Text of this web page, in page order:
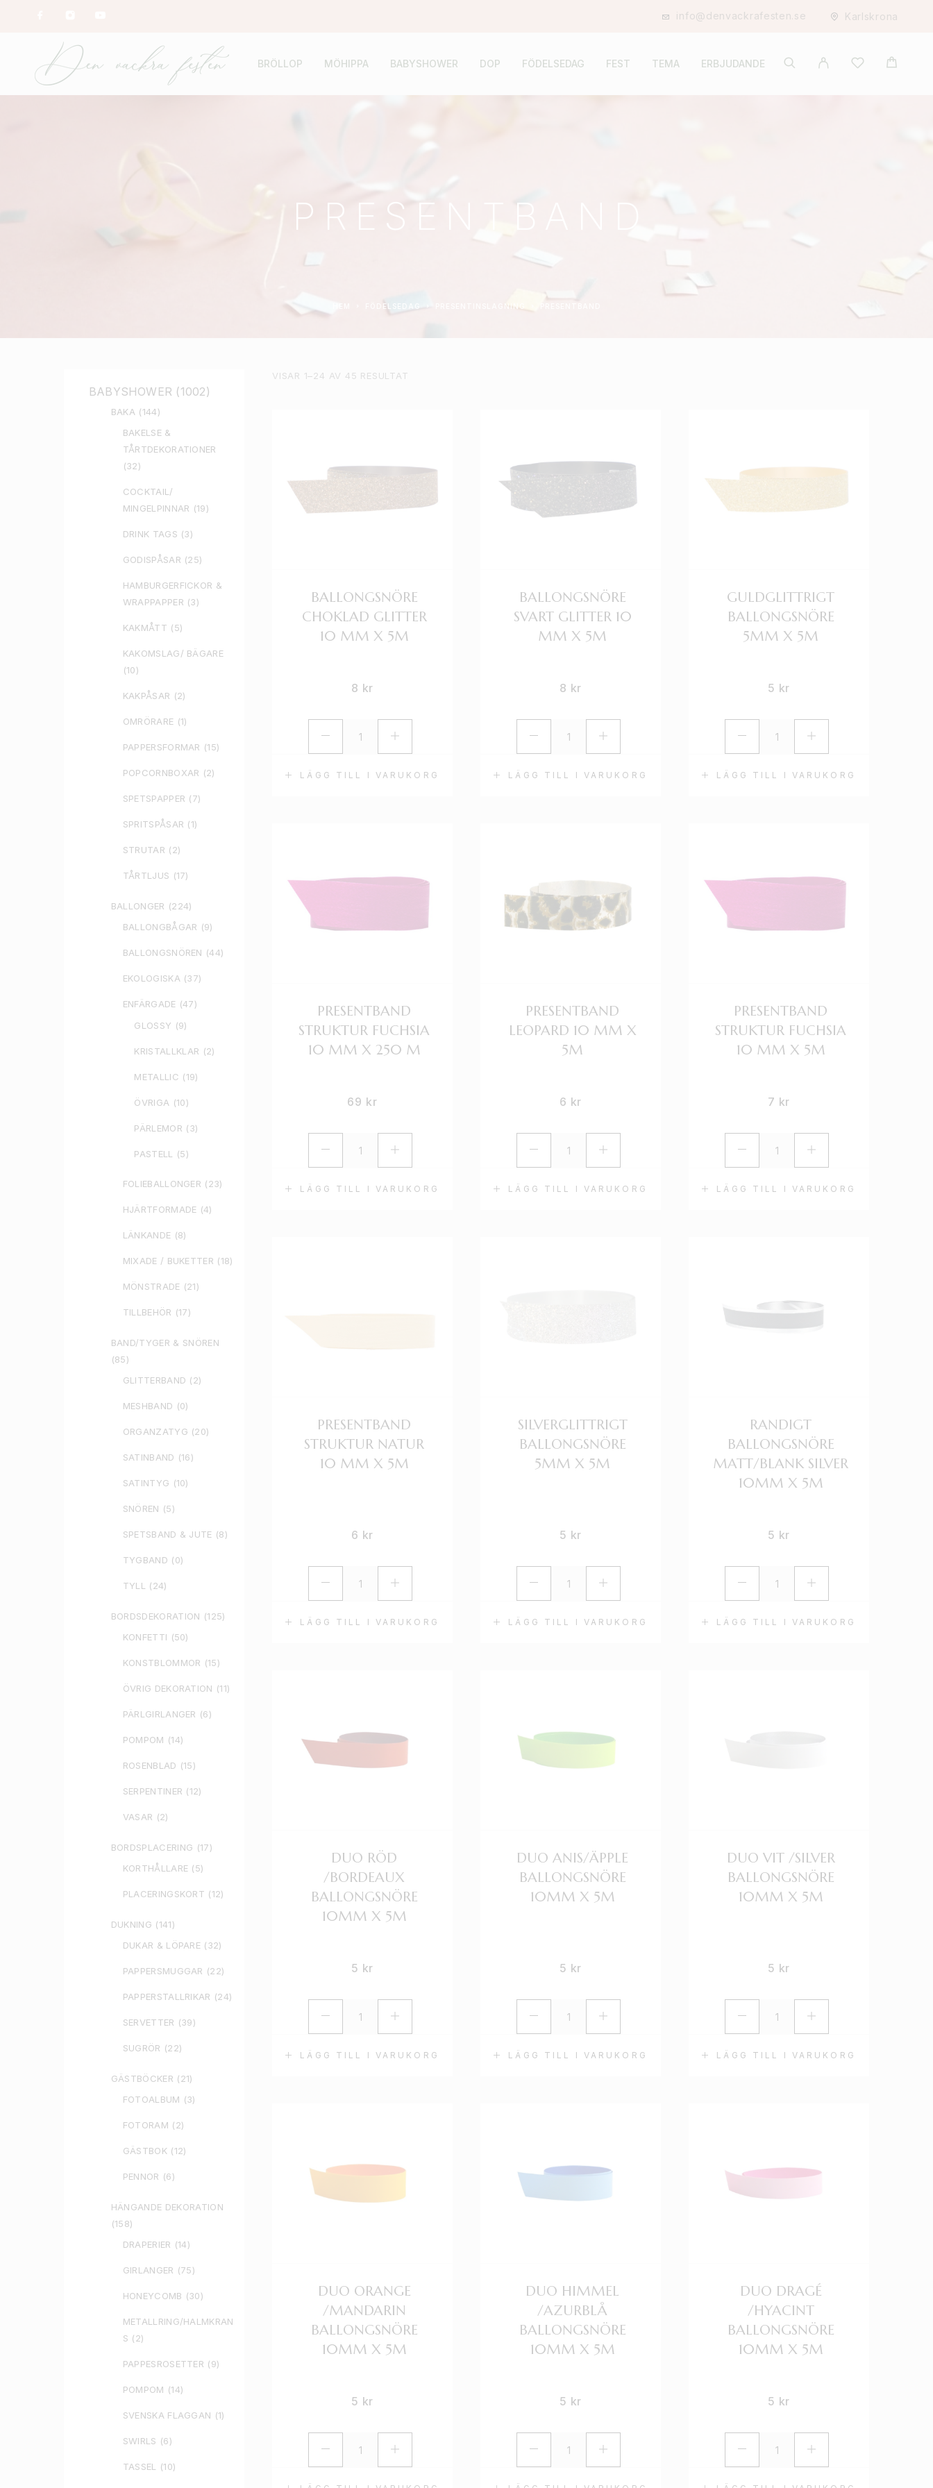
info@denvackrafesten.se Karlskrona
BRÖLLOP MÖHIPPA BABYSHOWER DOP FÖDELSEDAG FEST TEMA ERBJUDANDE
PRESENTBAND
FÖDELSEDAG PRESENTINSLAGNING
BABYSHOWER (1002)
BAKA (144)
BAKELSE &
TÅRTDEKORATIONER
(32)
COCKTAIL/
MINGELPINNAR (19)
DRINK TAGS (3)
GODISPÅSAR (25)
HAMBURGERFICKOR &
WRAPPAPPER (3)
KAKMÅTT (5)
KAKOMSLAG/ BÄGARE
(10)
KAKPÅSAR (2)
OMRÖRARE (1)
PAPPERSFORMAR (15)
POPCORNBOXAR (2)
SPETSPAPPER (7)
SPRITSPÅSAR (1)
STRUTAR (2)
TÅRTLJUS (17)
BALLONGER (224)
BALLONGBÅGAR (9)
BALLONGSNÖREN (44)
EKOLOGISKA (37)
ENFÄRGADE (47)
GLOSSY (9)
KRISTALLKLAR (2)
METALLIC (19)
ÖVRIGA (10)
PÄRLEMOR (3)
PASTELL (5)
FOLIEBALLONGER (23)
HJÄRTFORMADE (4)
LÄNKANDE (8)
MIXADE / BUKETTER (18)
MÖNSTRADE (21)
TILLBEHÖR (17)
BAND/TYGER & SNÖREN
(85)
GLITTERBAND (2)
MESHBAND (0)
ORGANZATYG (20)
SATINBAND (16)
SATINTYG (10)
SNÖREN (5)
SPETSBAND & JUTE (8)
TYGBAND (0)
TYLL (24)
BORDSDEKORATION (125)
KONFETTI (50)
KONSTBLOMMOR (15)
ÖVRIG DEKORATION (11)
PÄRLGIRLANGER (6)
POMPOM (14)
ROSENBLAD (15)
SERPENTINER (12)
VASAR (2)
BORDSPLACERING (17)
KORTHÅLLARE (5)
PLACERINGSKORT (12)
DUKNING (141)
DUKAR & LÖPARE (32)
PAPPERSMUGGAR (22)
PAPPERSTALLRIKAR (24)
SERVETTER (39)
SUGRÖR (22)
GÄSTBÖCKER (21)
FOTOALBUM (3)
FOTORAM (2)
GÄSTBOK (12)
PENNOR (6)
HÄNGANDE DEKORATION
(158)
DRAPERIER (14)
GIRLANGER (75)
HONEYCOMB (30)
METALLRING/HALMKRAN
S (2)
PAPPESROSETTER (9)
POMPOM (14)
SVENSKA FLAGGAN (1)
SWIRLS (6)
TASSEL (10)
VISAR 1–24 AV 45 RESULTAT
LÄGG TILL I VARUKORG
BALLONGSNÖRE
CHOKLAD GLITTER
10 MM X 5M
8 kr
LÄGG TILL I VARUKORG
BALLONGSNÖRE
SVART GLITTER 10
MM X 5M
8 kr
LÄGG TILL I VARUKORG
GULDGLITTRIGT
BALLONGSNÖRE
5MM X 5M
5 kr
LÄGG TILL I VARUKORG
PRESENTBAND
STRUKTUR FUCHSIA
10 MM X 250 M
69 kr
LÄGG TILL I VARUKORG
PRESENTBAND
LEOPARD 10 MM X
5M
6 kr
LÄGG TILL I VARUKORG
PRESENTBAND
STRUKTUR FUCHSIA
10 MM X 5M
7 kr
LÄGG TILL I VARUKORG
PRESENTBAND
STRUKTUR NATUR
10 MM X 5M
6 kr
LÄGG TILL I VARUKORG
SILVERGLITTRIGT
BALLONGSNÖRE
5MM X 5M
5 kr
LÄGG TILL I VARUKORG
RANDIGT
BALLONGSNÖRE
MATT/BLANK SILVER
10MM X 5M
5 kr
LÄGG TILL I VARUKORG
DUO RÖD
/BORDEAUX
BALLONGSNÖRE
10MM X 5M
5 kr
LÄGG TILL I VARUKORG
DUO ANIS/ÄPPLE
BALLONGSNÖRE
10MM X 5M
5 kr
LÄGG TILL I VARUKORG
DUO VIT /SILVER
BALLONGSNÖRE
10MM X 5M
5 kr
DUO ORANGE
/MANDARIN
BALLONGSNÖRE
10MM X 5M
5 kr
DUO HIMMEL
/AZURBLÅ
BALLONGSNÖRE
10MM X 5M
5 kr
DUO DRAGÉ
/HYACINT
BALLONGSNÖRE
10MM X 5M
5 kr